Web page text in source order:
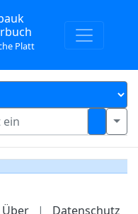
Platt
Über | Datenschutz